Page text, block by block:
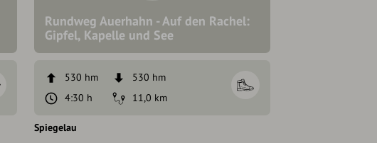
Rundweg Auerhahn - Auf den Rachel:
Gipfel, Kapelle und See
530 hm
530 hm
4:30 h
11,0 km
Spiegelau